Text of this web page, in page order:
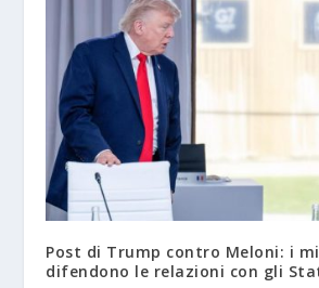
Post di Trump contro Meloni: i
difendono le relazioni con gli